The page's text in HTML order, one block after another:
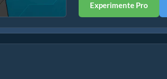
Experimente Pro